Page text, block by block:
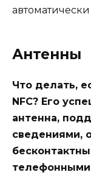
автоматически
Антенны
Что делать,
NFC? Его
антенна,
сведениями,
телефонными